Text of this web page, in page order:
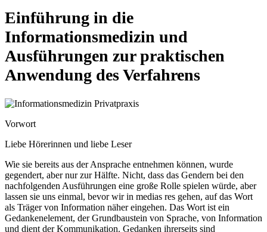
Einführung in die
Informationsmedizin und
Ausführungen zur praktischen
Anwendung des Verfahrens
Vorwort
Liebe Hörerinnen und liebe Leser
Wie sie bereits aus der Ansprache entnehmen können, wurde
gegendert, aber nur zur Hälfte. Nicht, dass das Gendern bei den
nachfolgenden Ausführungen eine große Rolle spielen würde, aber
lassen sie uns einmal, bevor wir in medias res gehen, auf das Wort
als Träger von Information näher eingehen. Das Wort ist ein
Gedankenelement, der Grundbaustein von Sprache, von Information
und dient der Kommunikation. Gedanken ihrerseits sind